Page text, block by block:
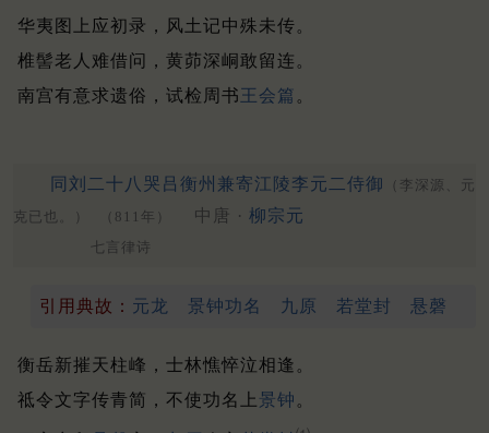
华夷图上应初录，风土记中殊未传。
椎髻老人难借问，黄茆深峒敢留连。
南宫有意求遗俗，试检周书王会篇 。
同刘二十八哭吕衡州兼寄江陵李元二侍御
（李深源、元
克已也。）
（811年） 中唐 · 柳宗元
七言律诗
引用典故： 元龙 景钟功名 九原 若堂封 悬磬
衡岳新摧天柱峰，士林憔悴泣相逢。
祗令文字传青简，不使功名上 景钟 。